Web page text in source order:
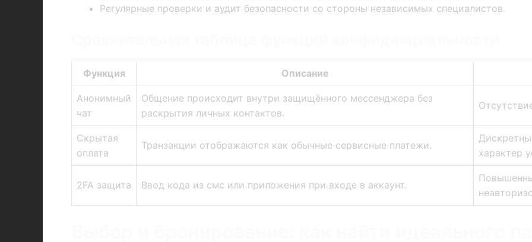
Регулярные проверки и аудит безопасности со стороны независимых специалистов.
Функция Описание
Анонимный
чат
Общение происходит внутри защищённого мессенджера без
раскрытия личных контактов.
Скрытая
оплата
Транзакции отображаются как обычные сервисные платежи.
характер
2FA защита Ввод кода из смс или приложения при входе в аккаунт.